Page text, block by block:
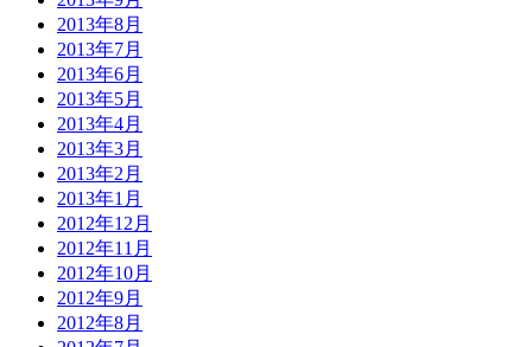
2013年8月
2013年7月
2013年6月
2013年5月
2013年4月
2013年3月
2013年2月
2013年1月
2012年12月
2012年11月
2012年10月
2012年9月
2012年8月